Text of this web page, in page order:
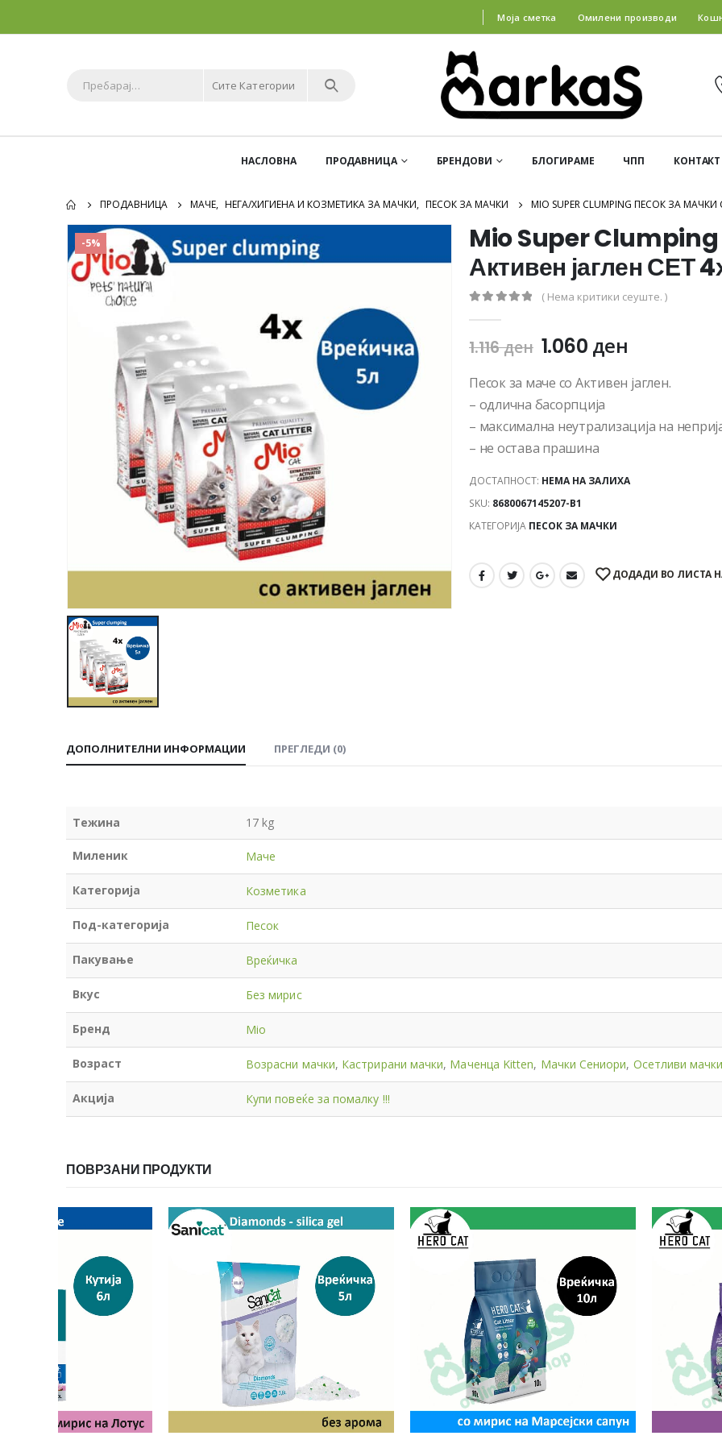
Моја сметка Омилени производи
Сите Категории
НАСЛОВНА ПРОДАВНИЦА БРЕНДОВИ БЛОГИРАМЕ ЧПП КОНТАКТ
ПРОДАВНИЦА МАЧЕ, НЕГА/ХИГИЕНА И КОЗМЕТИКА ЗА МАЧКИ, ПЕСОК ЗА МАЧКИ MIO SUPER CLUMPING ПЕСОК ЗА
-5%
Mio Super Clumping
Активен јаглен СЕТ
( Нема критики сеуште. )
1.116ден 1.060 ден
Песок за маче со Активен јаглен.
– одлична басорпција
– максимална неутрализација на
– не остава прашина
ДОСТАПНОСТ: НЕМА НА ЗАЛИХА
SKU: 8680067145207-B1
КАТЕГОРИЈА ПЕСОК ЗА МАЧКИ
ДОДАДИ ВО ЛИСТА
ДОПОЛНИТЕЛНИ ИНФОРМАЦИИ ПРЕГЛЕДИ (0)
Тежина 17 kg
Миленик Маче
Категорија Козметика
Под-категорија Песок
Пакување Вреќичка
Вкус Без мирис
Бренд Mio
Возраст Возрасни мачки, Кастрирани мачки, Маченца Kitten, Мачки Сениори, Осетливи
Акција Купи повеќе за помалку !!!
ПОВРЗАНИ ПРОДУКТИ